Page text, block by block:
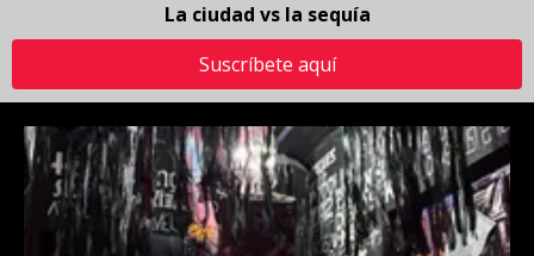
La ciudad vs la sequía
Suscríbete aquí